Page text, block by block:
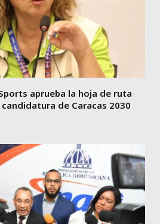
aprueba la hoja de ruta
de Caracas 2030